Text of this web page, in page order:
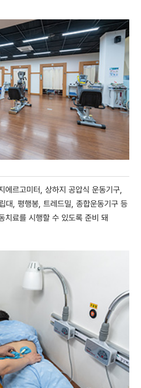
에르고미터, 상하지 공압식 운동기구,
대, 평행봉, 트레드밀, 종합운동기구 등
치료를 시행할 수 있도록 준비 돼